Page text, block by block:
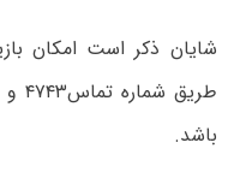
شایان ذکر است امکان
باشد.